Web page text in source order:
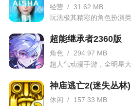
【优化】提升游戏体验，打
【修复】解决一些已知问题
经营 / 31.62 MB
玩法极其精彩的角色扮演
超能继承者2360版
角色 /
294.97 MB
超人气动漫手游，全明星大
神庙逃亡2(迷失丛林)
休闲 /
157.33 MB